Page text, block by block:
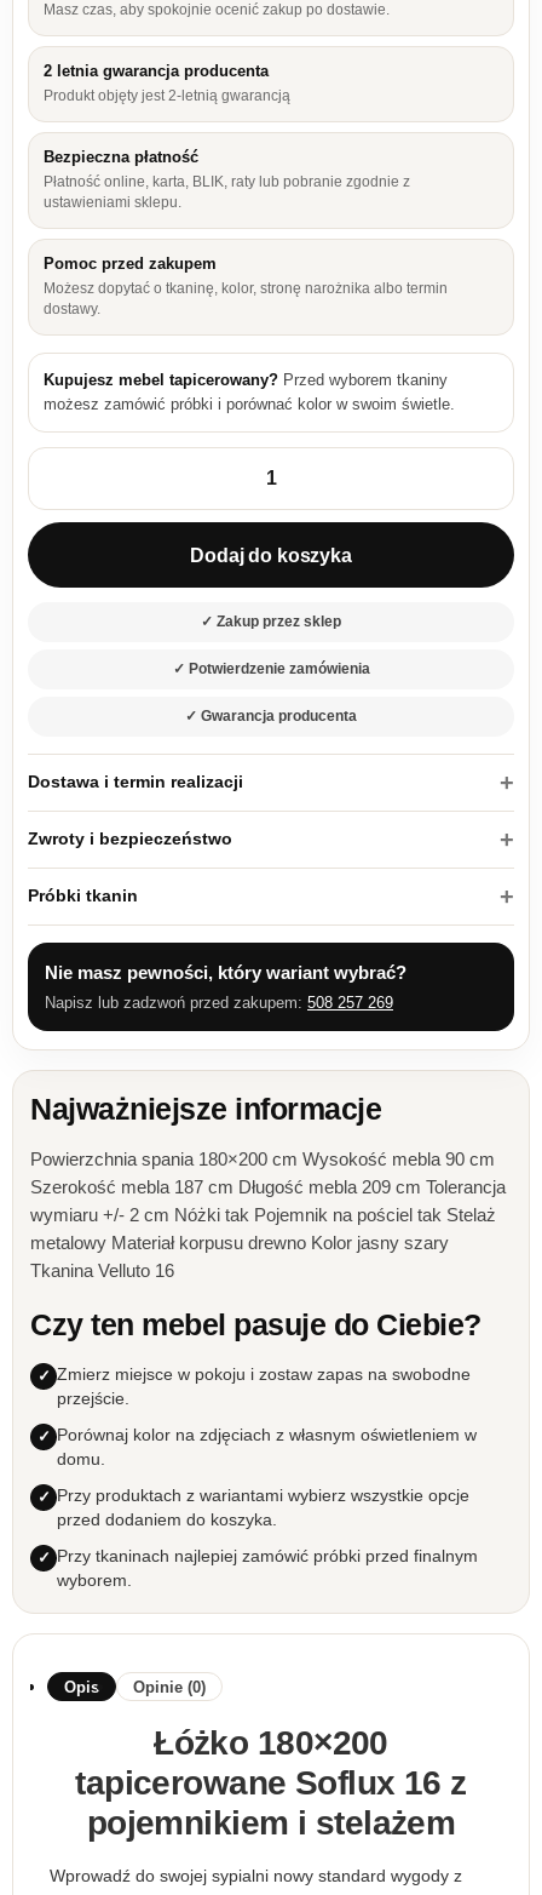
Masz czas, aby spokojnie ocenić zakup po dostawie.
2 letnia gwarancja producenta
Produkt objęty jest 2-letnią gwarancją
Bezpieczna płatność
Płatność online, karta, BLIK, raty lub pobranie zgodnie z
ustawieniami sklepu.
Pomoc przed zakupem
Możesz dopytać o tkaninę, kolor, stronę narożnika albo termin
dostawy.
Kupujesz mebel tapicerowany? Przed wyborem tkaniny
możesz zamówić próbki i porównać kolor w swoim świetle.
ilość Łóżko 180x200 tapicerowane Soflux 16 z pojemnikiem i
Dodaj do koszyka
✓ Zakup przez sklep
✓ Potwierdzenie zamówienia
✓ Gwarancja producenta
Dostawa i termin realizacji
Zwroty i bezpieczeństwo
Próbki tkanin
Nie masz pewności, który wariant wybrać?
Napisz lub zadzwoń przed zakupem: 508 257 269
Najważniejsze informacje
Powierzchnia spania 180×200 cm Wysokość mebla 90 cm
Szerokość mebla 187 cm Długość mebla 209 cm Tolerancja
wymiaru +/- 2 cm Nóżki tak Pojemnik na pościel tak Stelaż
metalowy Materiał korpusu drewno Kolor jasny szary
Tkanina Velluto 16
Czy ten mebel pasuje do Ciebie?
Zmierz miejsce w pokoju i zostaw zapas na swobodne
przejście.
Porównaj kolor na zdjęciach z własnym oświetleniem w
domu.
Przy produktach z wariantami wybierz wszystkie opcje
przed dodaniem do koszyka.
Przy tkaninach najlepiej zamówić próbki przed finalnym
wyborem.
Opis Opinie (0)
Łóżko 180×200
tapicerowane Soflux 16 z
pojemnikiem i stelażem
Wprowadź do swojej sypialni nowy standard wygody z